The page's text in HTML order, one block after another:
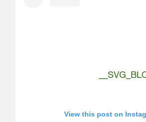
View this post on